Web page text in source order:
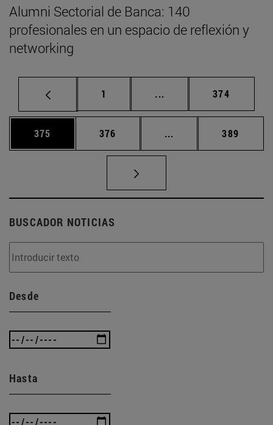
Alumni Sectorial de Banca: 140
profesionales en un espacio de reflexión y
networking
Página
1 ... Páginas intermedias
Página
374
Página
375 Página
376 ... Páginas intermedias
Página
389
BUSCADOR NOTICIAS
Desde
Hasta